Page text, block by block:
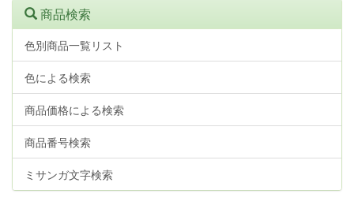
商品検索
色別商品一覧リスト
色による検索
商品価格による検索
商品番号検索
ミサンガ文字検索